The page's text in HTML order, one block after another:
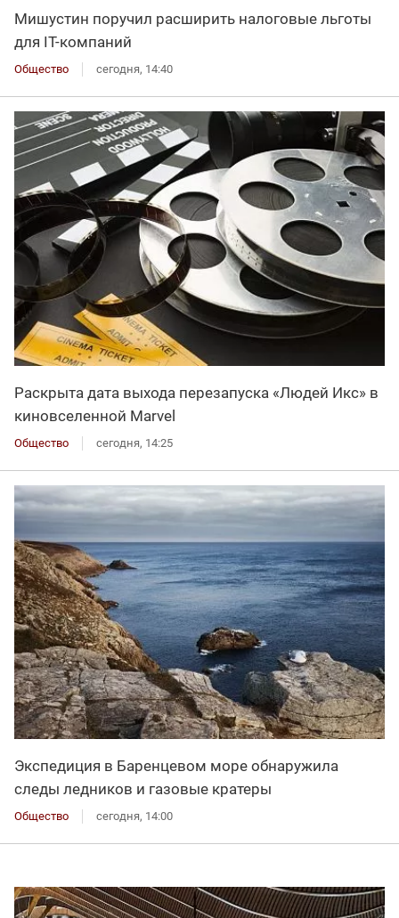
Мишустин поручил расширить налоговые льготы
для IT-компаний
Общество сегодня, 14:40
Раскрыта дата выхода перезапуска «Людей Икс» в
киновселенной Marvel
Общество сегодня, 14:25
Экспедиция в Баренцевом море обнаружила
следы ледников и газовые кратеры
Общество сегодня, 14:00